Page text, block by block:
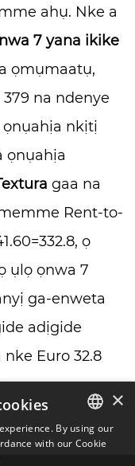
ahụ. Nke a
7 yana ikike
ọmụmaatụ,
na ndenye
ọnụahịa nkịtị
ọnụahịa
gaa na
Rent-to-
ọ
ụlọ ọnwa 7
ga-enweta
adịgide
Euro 32.8
ENGLISH
×
By using our
with our Cookie